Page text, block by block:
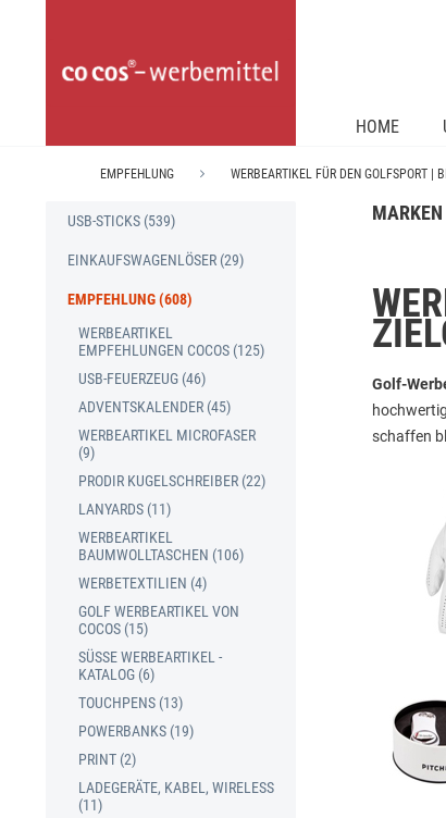
HOME
EMPFEHLUNG WERBEARTIKEL FÜR DEN GOLFSPORT |
USB-STICKS (539)
EINKAUFSWAGENLÖSER (29)
EMPFEHLUNG (608)
WERBEARTIKEL
EMPFEHLUNGEN COCOS (125)
USB-FEUERZEUG (46)
ADVENTSKALENDER (45)
WERBEARTIKEL MICROFASER
(9)
PRODIR KUGELSCHREIBER (22)
LANYARDS (11)
WERBEARTIKEL
BAUMWOLLTASCHEN (106)
WERBETEXTILIEN (4)
GOLF WERBEARTIKEL VON
COCOS (15)
SÜSSE WERBEARTIKEL - K
ATALOG (6)
TOUCHPENS (13)
POWERBANKS (19)
PRINT (2)
LADEGERÄTE, KABEL, WIRELESS
(11)
Golf-
schaffen